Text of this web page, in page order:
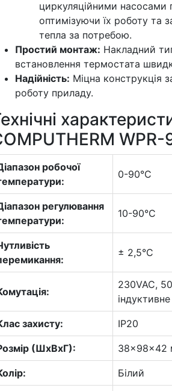
циркуляційними насосами
оптимізуючи їх роботу та
тепла за потребою.
Простий монтаж: Накладний
встановлення термостата
Надійність: Міцна конструкція
роботу приладу.
WPR-
робочої
0-90°C
регулювання
10-90°C
± 2,5°C
230VAC,
захисту: IP20
(ШxВxГ): 38x98x42
Білий